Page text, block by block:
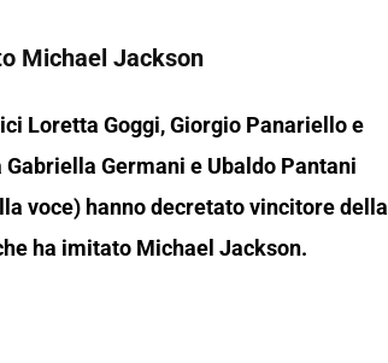
Michael Jackson
Loretta Goggi, Giorgio Panariello e
Germani e Ubaldo Pantani
voce) hanno decretato vincitore della
ha imitato Michael Jackson.